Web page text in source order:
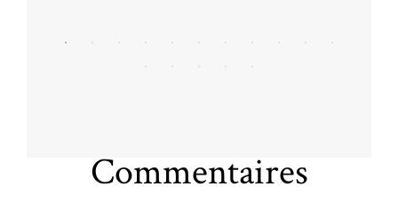
Commentaires